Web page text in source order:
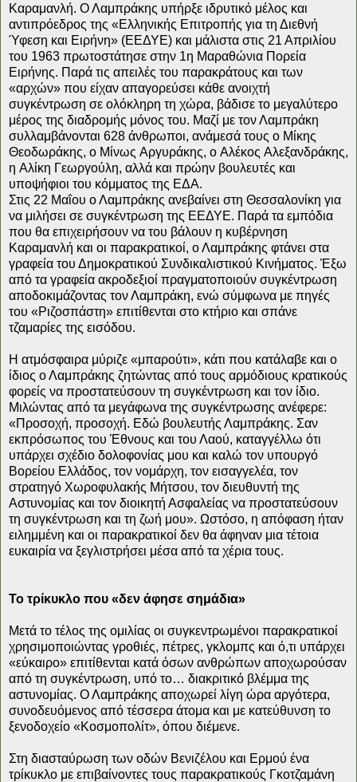
Καραμανλή. Ο Λαμπράκης υπήρξε ιδρυτικό μέλος και
αντιπρόεδρος της «Ελληνικής Επιτροπής για τη Διεθνή
Ύφεση και Ειρήνη» (ΕΕΔΥΕ) και μάλιστα στις 21 Απριλίου
του 1963 πρωτοστάτησε στην 1η Μαραθώνια Πορεία
Ειρήνης. Παρά τις απειλές του παρακράτους και των
«αρχών» που είχαν απαγορεύσει κάθε ανοιχτή
συγκέντρωση σε ολόκληρη τη χώρα, βάδισε το μεγαλύτερο
μέρος της διαδρομής μόνος του. Μαζί με τον Λαμπράκη
συλλαμβάνονται 628 άνθρωποι, ανάμεσά τους ο Mίκης
Θεοδωράκης, ο Mίνως Aργυράκης, ο Aλέκος Aλεξανδράκης,
η Aλίκη Γεωργούλη, αλλά και πρώην βουλευτές και
υποψήφιοι του κόμματος της ΕΔΑ.
Στις 22 Μαΐου ο Λαμπράκης ανεβαίνει στη Θεσσαλονίκη για
να μιλήσει σε συγκέντρωση της ΕΕΔΥΕ. Παρά τα εμπόδια
που θα επιχειρήσουν να του βάλουν η κυβέρνηση
Καραμανλή και οι παρακρατικοί, ο Λαμπράκης φτάνει στα
γραφεία του Δημοκρατικού Συνδικαλιστικού Κινήματος. Έξω
από τα γραφεία ακροδεξιοί πραγματοποιούν συγκέντρωση
αποδοκιμάζοντας τον Λαμπράκη, ενώ σύμφωνα με πηγές
του «Ριζοσπάστη» επιτίθενται στο κτήριο και σπάνε
τζαμαρίες της εισόδου.
Η ατμόσφαιρα μύριζε «μπαρούτι», κάτι που κατάλαβε και ο
ίδιος ο Λαμπράκης ζητώντας από τους αρμόδιους κρατικούς
φορείς να προστατεύσουν τη συγκέντρωση και τον ίδιο.
Μιλώντας από τα μεγάφωνα της συγκέντρωσης ανέφερε:
«Προσοχή, προσοχή. Εδώ βουλευτής Λαμπράκης. Σαν
εκπρόσωπος του Έθνους και του Λαού, καταγγέλλω ότι
υπάρχει σχέδιο δολοφονίας μου και καλώ τον υπουργό
Βορείου Ελλάδος, τον νομάρχη, τον εισαγγελέα, τον
στρατηγό Χωροφυλακής Μήτσου, τον διευθυντή της
Αστυνομίας και τον διοικητή Ασφαλείας να προστατεύσουν
τη συγκέντρωση και τη ζωή μου». Ωστόσο, η απόφαση ήταν
ειλημμένη και οι παρακρατικοί δεν θα άφηναν μια τέτοια
ευκαιρία να ξεγλιστρήσει μέσα από τα χέρια τους.
Το τρίκυκλο που «δεν άφησε σημάδια»
Μετά το τέλος της ομιλίας οι συγκεντρωμένοι παρακρατικοί
χρησιμοποιώντας γροθιές, πέτρες, γκλομπς και ό,τι υπάρχει
«εύκαιρο» επιτίθενται κατά όσων ανθρώπων αποχωρούσαν
από τη συγκέντρωση, υπό το… διακριτικό βλέμμα της
αστυνομίας. Ο Λαμπράκης αποχωρεί λίγη ώρα αργότερα,
συνοδευόμενος από τέσσερα άτομα και με κατεύθυνση το
ξενοδοχείο «Κοσμοπολίτ», όπου διέμενε.
Στη διασταύρωση των οδών Βενιζέλου και Ερμού ένα
τρίκυκλο με επιβαίνοντες τους παρακρατικούς Γκοτζαμάνη